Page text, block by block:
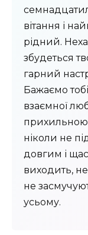
вітання і
рідний.
збудеться
гарний
Бажаємо
взаємної
прихильною
ніколи не
довгим і
виходить,
не
усьому.